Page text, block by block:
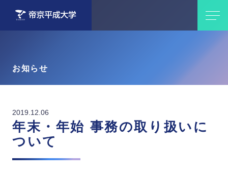
お知らせ
2019.12.06
年末・年始 事務の取り扱いに
ついて